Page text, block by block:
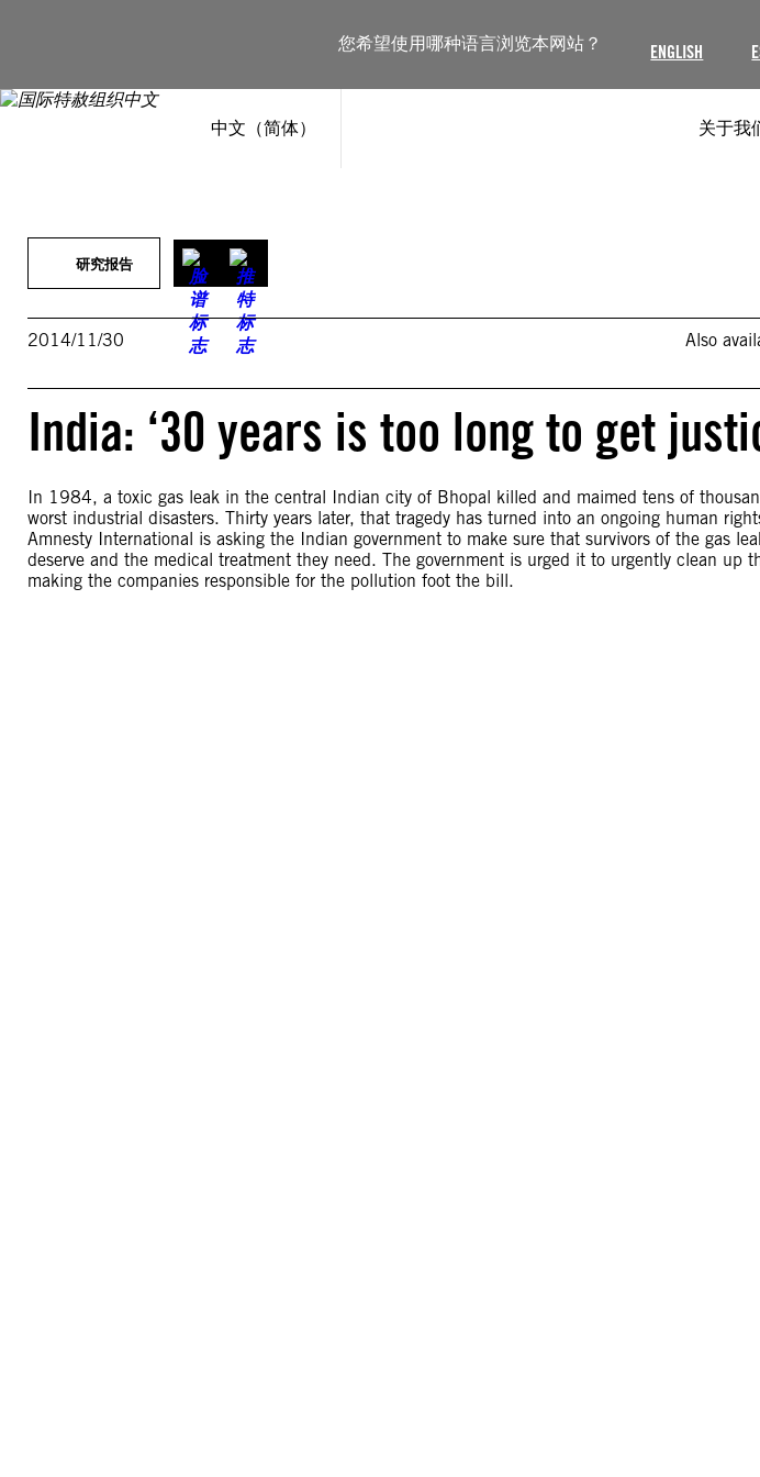
您希望使用哪种语言浏览本网站？ ENGLISH
中文（简体） 关于我
研究报告
2014/11/30 Also
India: ‘30 years is too long to get
In 1984, a toxic gas leak in the central Indian city of Bhopal killed and maimed tens of
worst industrial disasters. Thirty years later, that tragedy has turned into an ongoing human
Amnesty International is asking the Indian government to make sure that survivors of the gas
deserve and the medical treatment they need. The government is urged it to urgently clean up
making the companies responsible for the pollution foot the bill.